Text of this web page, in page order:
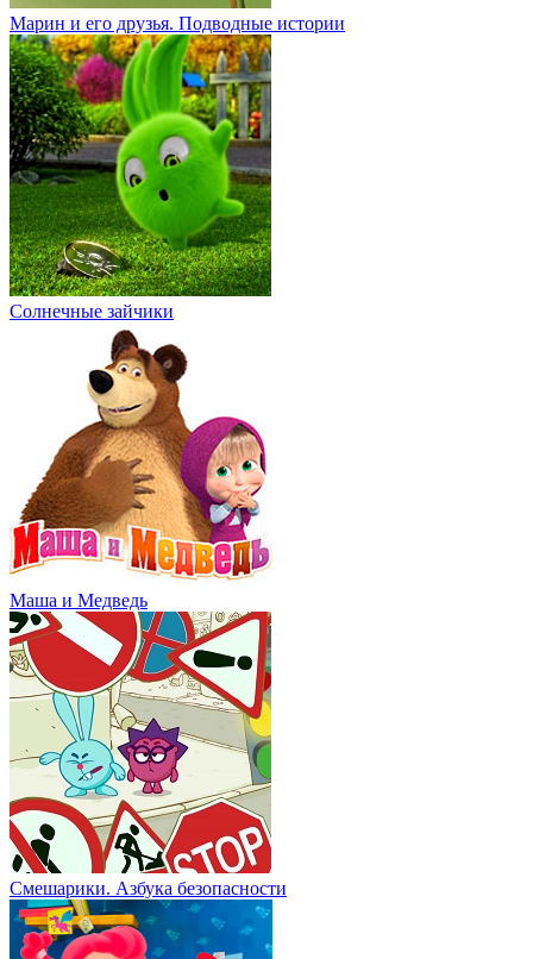
Марин и его друзья. Подводные истории
Солнечные зайчики
Маша и Медведь
Смешарики. Азбука безопасности